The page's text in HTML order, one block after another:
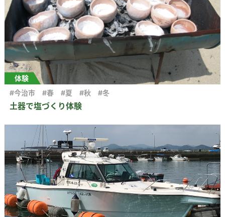
体験
土器で塩づくり体験
#今治市 #春 #夏 #秋 #冬